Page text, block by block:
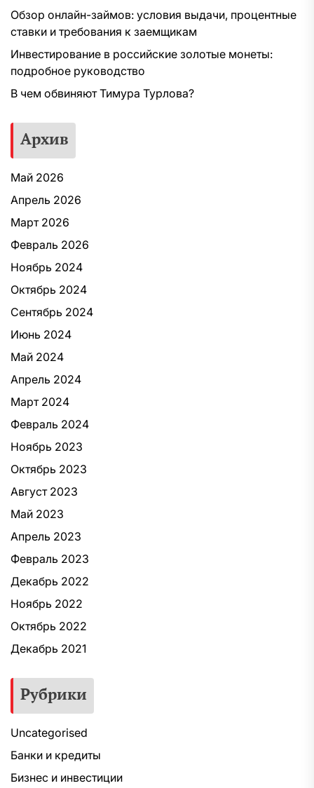
Обзор онлайн-займов: условия выдачи, процентные
ставки и требования к заемщикам
Инвестирование в российские золотые монеты:
подробное руководство
В чем обвиняют Тимура Турлова?
Архив
Май 2026
Апрель 2026
Март 2026
Февраль 2026
Ноябрь 2024
Октябрь 2024
Сентябрь 2024
Июнь 2024
Май 2024
Апрель 2024
Март 2024
Февраль 2024
Ноябрь 2023
Октябрь 2023
Август 2023
Май 2023
Апрель 2023
Февраль 2023
Декабрь 2022
Ноябрь 2022
Октябрь 2022
Декабрь 2021
Рубрики
Uncategorised
Банки и кредиты
Бизнес и инвестиции